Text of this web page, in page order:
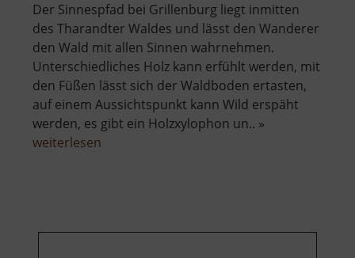
Der Sinnespfad bei Grillenburg liegt inmitten
des Tharandter Waldes und lässt den Wanderer
den Wald mit allen Sinnen wahrnehmen.
Unterschiedliches Holz kann erfühlt werden, mit
den Füßen lässt sich der Waldboden ertasten,
auf einem Aussichtspunkt kann Wild erspäht
werden, es gibt ein Holzxylophon un.. »
weiterlesen